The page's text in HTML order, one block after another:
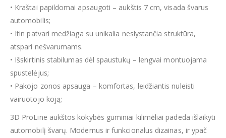
• Kraštai papildomai apsaugoti – aukštis 7 cm, visada švarus
automobilis;
• Itin patvari medžiaga su unikalia neslystančia struktūra,
atspari nešvarumams.
• Išskirtinis stabilumas dėl spaustukų – lengvai montuojama
spustelėjus;
• Pakojo zonos apsauga – komfortas, leidžiantis nuleisti
vairuotojo koją;
3D ProLine aukštos kokybės guminiai kilimėliai padeda išlaikyti
automobilį švarų. Modernus ir funkcionalus dizainas, ir ypač